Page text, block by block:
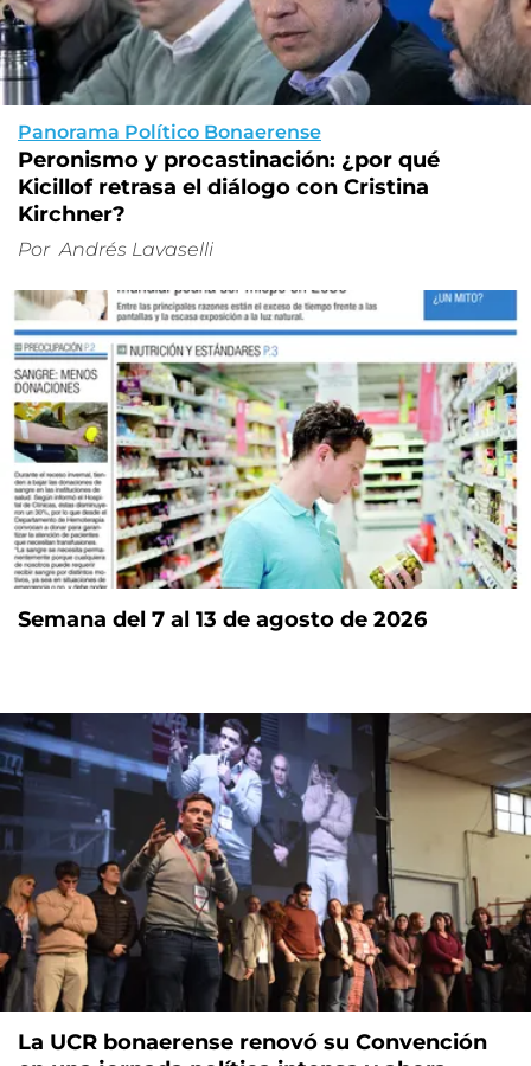
Panorama Político Bonaerense
Peronismo y procastinación: ¿por qué
Kicillof retrasa el diálogo con Cristina
Kirchner?
Por Andrés Lavaselli
Semana del 7 al 13 de agosto de 2026
La UCR bonaerense renovó su Convención